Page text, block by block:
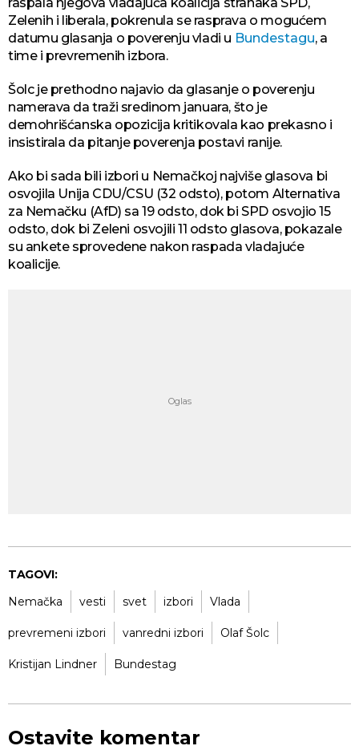
Zelenih i liberala, pokrenula se rasprava o mogućem
datumu glasanja o poverenju vladi u Bundestagu, a
time i prevremenih izbora.
Šolc je prethodno najavio da glasanje o poverenju
namerava da traži sredinom januara, što je
demohrišćanska opozicija kritikovala kao prekasno i
insistirala da pitanje poverenja postavi ranije.
Ako bi sada bili izbori u Nemačkoj najviše glasova bi
osvojila Unija CDU/CSU (32 odsto), potom Alternativa
za Nemačku (AfD) sa 19 odsto, dok bi SPD osvojio 15
odsto, dok bi Zeleni osvojili 11 odsto glasova, pokazale
su ankete sprovedene nakon raspada vladajuće
koalicije.
TAGOVI:
Nemačka
vesti svet izbori Vlada
prevremeni izbori vanredni izbori Olaf Šolc
Kristijan Lindner Bundestag
Ostavite komentar